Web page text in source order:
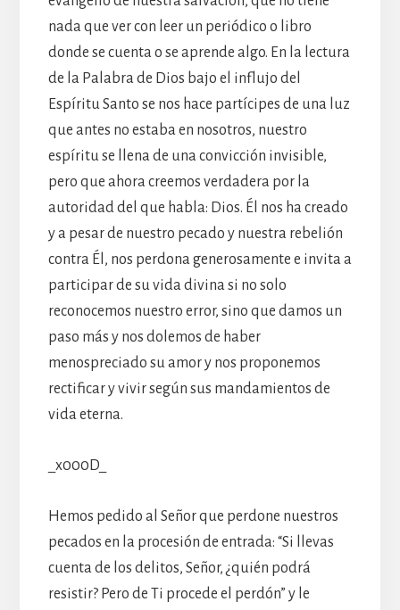
nada que ver con leer un periódico o libro
donde se cuenta o se aprende algo. En la lectura
de la Palabra de Dios bajo el influjo del
Espíritu Santo se nos hace partícipes de una luz
que antes no estaba en nosotros, nuestro
espíritu se llena de una convicción invisible,
pero que ahora creemos verdadera por la
autoridad del que habla: Dios. Él nos ha creado
y a pesar de nuestro pecado y nuestra rebelión
contra Él, nos perdona generosamente e invita a
participar de su vida divina si no solo
reconocemos nuestro error, sino que damos un
paso más y nos dolemos de haber
menospreciado su amor y nos proponemos
rectificar y vivir según sus mandamientos de
vida eterna.
_x000D_
Hemos pedido al Señor que perdone nuestros
pecados en la procesión de entrada: “Si llevas
cuenta de los delitos, Señor, ¿quién podrá
resistir? Pero de Ti procede el perdón” y le